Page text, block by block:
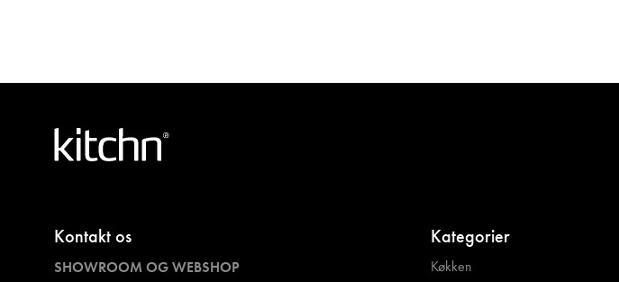
Kontakt os
SHOWROOM OG WEBSHOP
Kategorier
Køkken